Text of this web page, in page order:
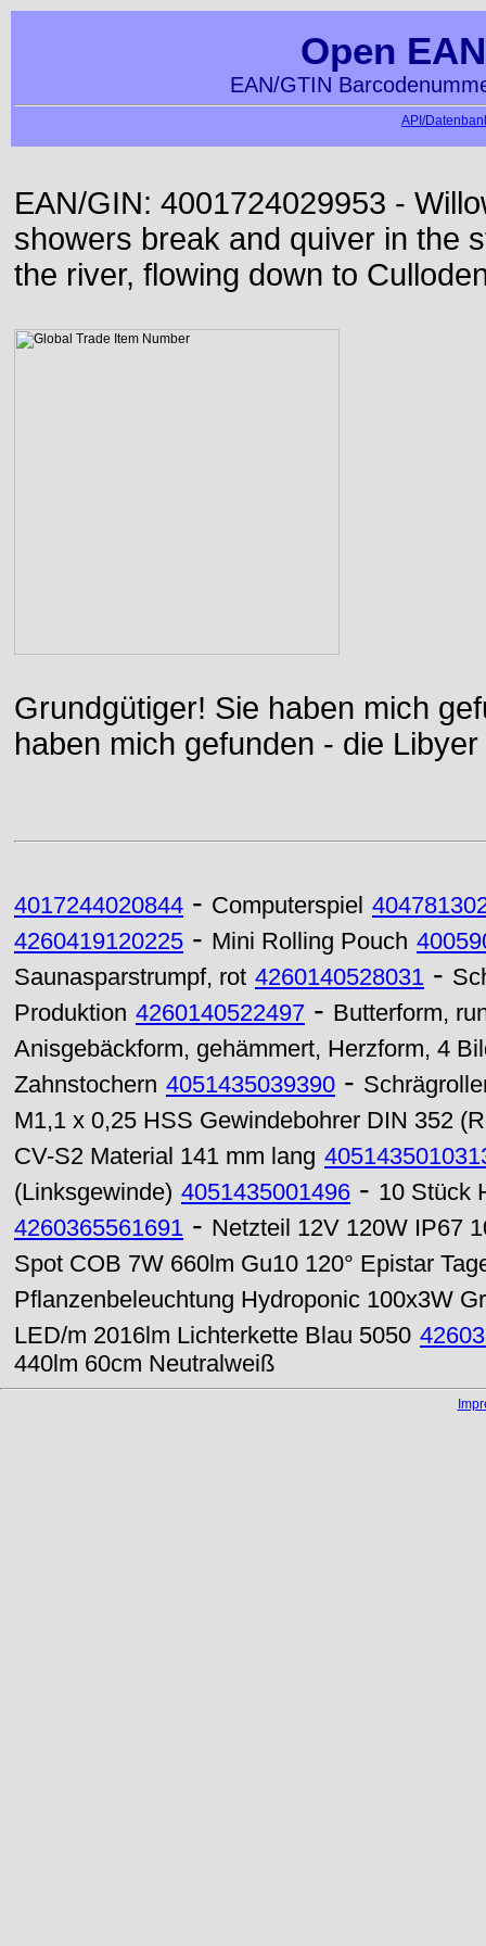
Open
EAN/GTIN
API/
EAN/GIN: 4001724029953 -
showers break and quiver in the
the river, flowing down to
Grundgütiger! Sie haben mich
haben mich gefunden - die
4017244020844 - Computerspiel
4260419120225 - Mini Rolling Pouch
Saunasparstrumpf, rot 4260140528031 -
Produktion 4260140522497 - Butterform,
Anisgebäckform, gehämmert, Herzform, 4
Zahnstochern 4051435039390 -
M1,1 x 0,25 HSS Gewindebohrer DIN 352
CV-S2 Material 141 mm lang
(Linksgewinde) 4051435001496 - 10 Stück
4260365561691 - Netzteil 12V 120W IP67
Spot COB 7W 660lm Gu10 120° Epistar
Pflanzenbeleuchtung Hydroponic 100x3W
LED/m 2016lm Lichterkette Blau 5050
440lm 60cm Neutralweiß